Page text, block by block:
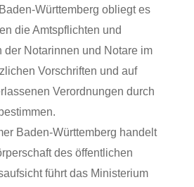
Württemberg obliegt es
die Amtspflichten und
der Notarinnen und Notare im
Vorschriften und auf
Verordnungen durch
Baden-Württemberg handelt
des öffentlichen
führt das Ministerium